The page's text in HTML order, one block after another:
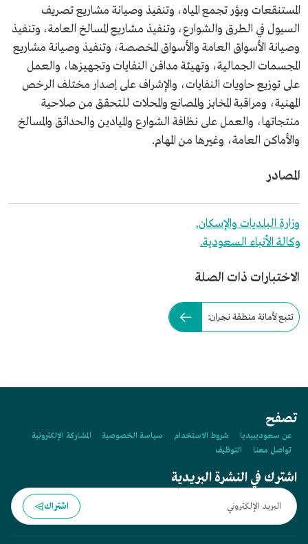
المستنقعات وبؤر تجمع المياه، وتنفيذ وصيانة مشاريع تصريف
السيول في الطرق والشوارع، وتنفيذ مشاريع المسالخ العامة، وتنفيذ
وصيانة الأسواق العامة والأسواق المخصصة، وتنفيذ وصيانة مشاريع
المجسمات الجمالية، وتهيئة مدافن النفايات وتجهيزها، والعمل
على توزيع حاويات النفايات، والإشراف على إصدار مختلف الرخص
المهنية، ومراقبة المخابز والمصانع والمحلات للتحقق من صلاحية
منتجاتها، والعمل على نظافة الشوارع والميادين والحدائق والمسالخ
والأماكن العامة، وغيرها من المهام.
المصادر
وزارة البلديات والإسكان.
وكالة الأنباء السعودية.
الاختبارات ذات الصلة
تتبع لأمانة منطقة نجران:
تصفح
عن سعوديبيديا شروط الاستخدام سياسة الخصوصية
المشاركة الإلكترونية
تواصل معنا
التوظيف
اشترك في النشرة البريدية
اشتراك